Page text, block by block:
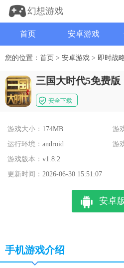
幻想游戏
首页 安卓游戏
您的位置： 首页 > 安卓游戏 > 即时战
三国大时代5免费版
安全下载
游戏大小： 174MB 游
运行环境： android 游
游戏版本： v1.8.2
更新时间： 2026-06-30 15:51:07
安卓
手机游戏介绍